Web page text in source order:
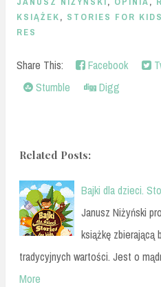
KSIĄŻEK, STORIES FOR KIDS
RES
Share This: Facebook
Stumble
Digg
Related Posts:
Bajki dla dzieci.
Janusz Niżyński
książkę zbierającą
tradycyjnych wartości. Jest o
More